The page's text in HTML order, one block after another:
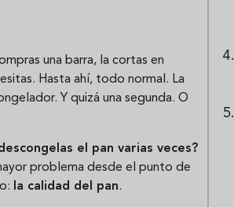
una barra, la cortas en
Hasta ahí, todo normal. La
Y quizá una segunda. O
el pan varias veces?
problema desde el punto de
la calidad del pan.